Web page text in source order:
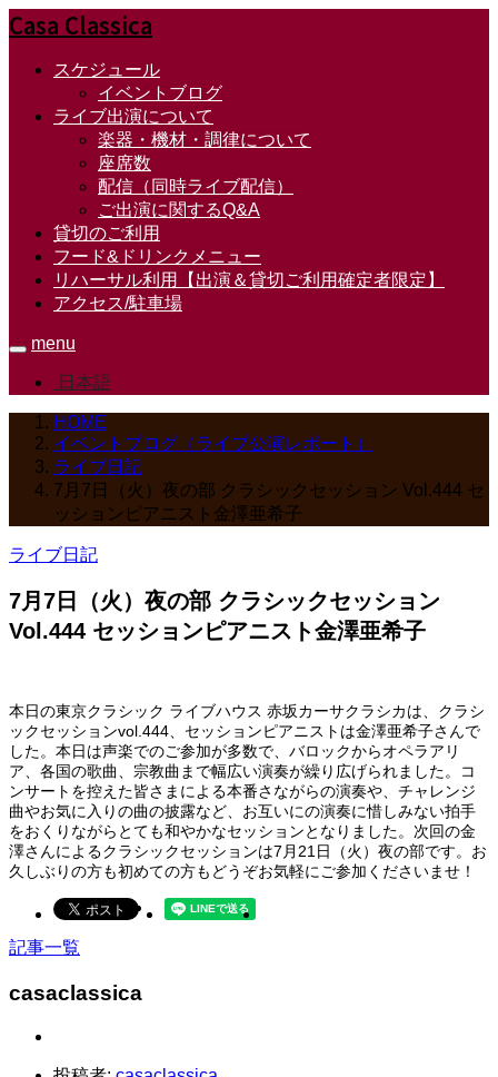
Casa Classica
スケジュール
イベントブログ
ライブ出演について
楽器・機材・調律について
座席数
配信（同時ライブ配信）
ご出演に関するQ&A
貸切のご利用
フード&ドリンクメニュー
リハーサル利用【出演＆貸切ご利用確定者限定】
アクセス/駐車場
menu
日本語
HOME
イベントブログ（ライブ公演レポート）
ライブ日記
7月7日（火）夜の部 クラシックセッション Vol.444 セ
ッションピアニスト金澤亜希子
ライブ日記
7月7日（火）夜の部 クラシックセッション
Vol.444 セッションピアニスト金澤亜希子
本日の東京クラシック ライブハウス 赤坂カーサクラシカは、クラシ
ックセッションvol.444、セッションピアニストは金澤亜希子さんで
した。本日は声楽でのご参加が多数で、バロックからオペラアリ
ア、各国の歌曲、宗教曲まで幅広い演奏が繰り広げられました。コ
ンサートを控えた皆さまによる本番さながらの演奏や、チャレンジ
曲やお気に入りの曲の披露など、お互いにの演奏に惜しみない拍手
をおくりながらとても和やかなセッションとなりました。次回の金
澤さんによるクラシックセッションは7月21日（火）夜の部です。お
久しぶりの方も初めての方もどうぞお気軽にご参加くださいませ！
記事一覧
casaclassica